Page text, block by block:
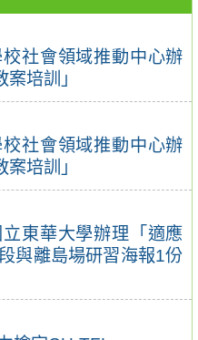
社會領域推動中心辦
培訓」
社會領域推動中心辦
培訓」
東華大學辦理「適應
與離島場研習海報1份